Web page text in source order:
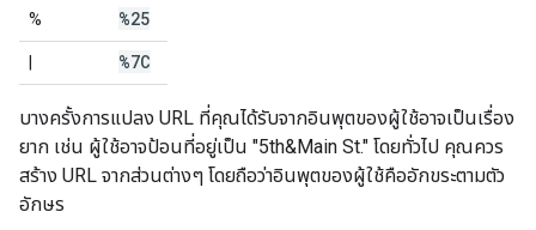
% %25
%7C
บางครั้งการแปลง URL ที่คุณได้รับจากอินพุตของผู้ใช้อาจเป็นเรื่อง
ยาก เช่น ผู้ใช้อาจป้อนที่อยู่เป็น "5th&Main St." โดยทั่วไป คุณควร
สร้าง URL จากส่วนต่างๆ โดยถือว่าอินพุตของผู้ใช้คืออักขระตามตัว
อักษร